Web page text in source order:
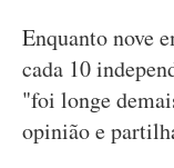
Enquanto nove
cada 10
"foi longe
opinião e